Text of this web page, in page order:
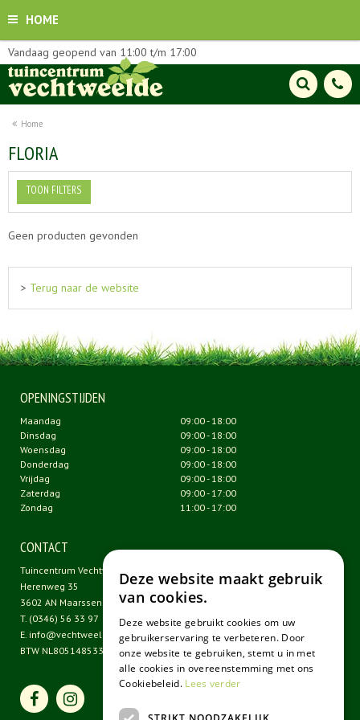
HOME
Home
Vandaag geopend van 11:00 t/m 17:00
FLORIA
TOON FILTERS
Geen producten gevonden
> Terug naar de website
OPENINGSTIJDEN
Maandag
09:00 - 18:00
Dinsdag
09:00 - 18:00
Woensdag
09:00 - 18:00
Donderdag
09:00 - 18:00
Vrijdag
09:00 - 18:00
Zaterdag
09:00 - 17:00
Zondag
11:00 - 17:00
CONTACT
Tuincentrum Vechtweelde
Herenweg 35
3602 AN Maarssen
T. (0346) 56 33 97
E. info@vechtweelde.nl
BTW NL805148533B01
Deze website maakt gebruik
van cookies.
Deze website gebruikt cookies om uw
gebruikerservaring te verbeteren. Door
onze website te gebruiken, stemt u in met
alle cookies in overeenstemming met ons
Cookiebeleid. Lees verder